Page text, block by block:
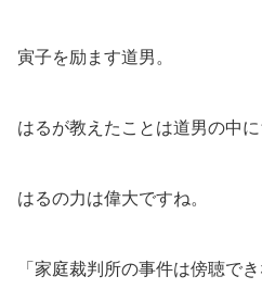
寅子を励ます道男。
はるが教えたことは道男の中
はるの力は偉大ですね。
「家庭裁判所の事件は傍聴でき